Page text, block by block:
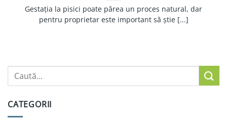
CATEGORII
Gestația la pisici poate părea un proces natural, dar
pentru proprietar este important să știe [...]